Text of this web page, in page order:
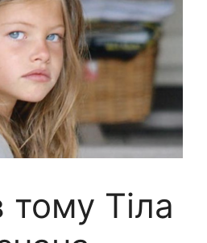
тому Тіла